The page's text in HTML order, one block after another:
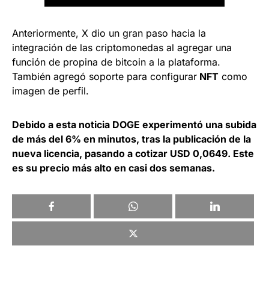
Anteriormente, X dio un gran paso hacia la
integración de las criptomonedas al agregar una
función de propina de bitcoin a la plataforma.
También agregó soporte para configurar NFT como
imagen de perfil.
Debido a esta noticia DOGE experimentó una subida
de más del 6% en minutos, tras la publicación de la
nueva licencia, pasando a cotizar USD 0,0649. Este
es su precio más alto en casi dos semanas.